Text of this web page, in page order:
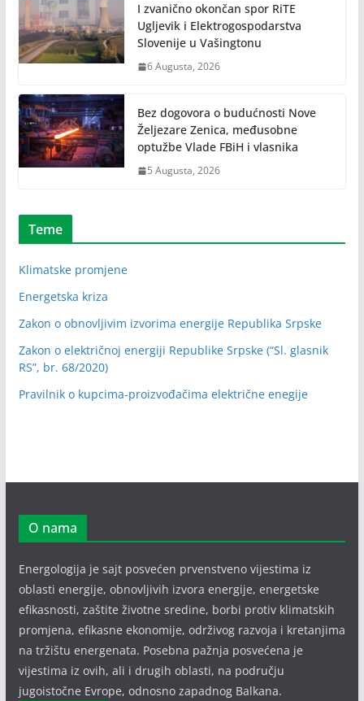
I zvanično okončan spor RiTE
Ugljevik i Elektrogospodarstva
Slovenije u Vašingtonu
6 Augusta, 2026
Bez dogovora o budućnosti Nove
Željezare Zenica, međusobne
optužbe Vlade FBiH i vlasnika
5 Augusta, 2026
Teme
Klimatske promjene
Energetska kriza
Zakon o obnovljivim izvorima energije Republika Srpske
Zakon o električnoj energiji Republike Srpske (“Sl. glasnik
RS”, br. 68/2020)
Pravilnik o kupcima-proizvođačima električne enegije
O nama
Energologija je sajt posvećen prvenstveno vijestima iz
oblasti energije, obnovljivih izvora energije, energetske
efikasnosti, zaštite životne sredine, borbi protiv klimatskih
promjena, efikasne ekonomije, održivog razvoja i kretanjima
na tržištu energenata. Posebna pažnja posvećena je
vijestima iz ovih, ali i drugih oblasti, na području
jugoistočne Evrope, odnosno zapadnog Balkana.